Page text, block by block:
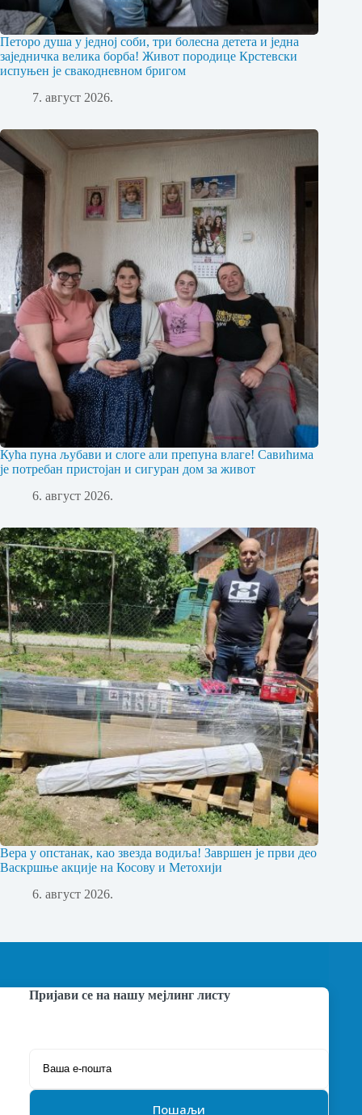
Петоро душа у једној соби, три болесна детета и једна
заједничка велика борба! Живот породице Крстевски
испуњен је свакодневном бригом
7. август 2026.
Кућа пуна љубави и слоге али препуна влаге! Савићима
је потребан пристојан и сигуран дом за живот
6. август 2026.
Вера у опстанак, као звезда водиља! Завршен је први део
Васкршње акције на Косову и Метохији
6. август 2026.
Пријави се на нашу мејлинг листу